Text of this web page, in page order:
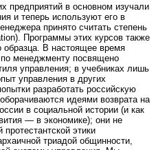
предприятий в основном изучали
и теперь используют его в
принято считать степень
Программы этих курсов также
образца. В настоящее время
менеджменту посвящено
управления; в учебниках лишь
управления в других
разработать российскую
идеями возврата на
в социальной истории (и как
— в экономике); они не
этики
триадой общинности,